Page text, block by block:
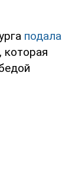
подала
которая